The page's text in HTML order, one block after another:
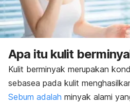
Apa itu kulit
Kulit berminyak merupakan
sebasea pada kulit
Sebum adalah minyak alami